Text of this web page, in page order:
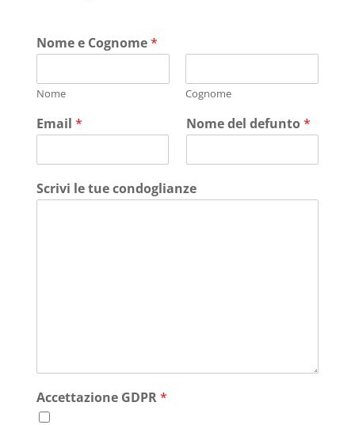
Nome e Cognome*
Nome Cognome
Email * Nome del defunto*
Scrivi le tue condoglianze
Accettazione GDPR*